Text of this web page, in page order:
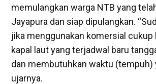
memulangkan warga NTB yang
Jayapura dan siap dipulangkan.
jika menggunakan komersial cukup
kapal laut yang terjadwal baru
dan membutuhkan waktu (tempuh)
ujarnya.